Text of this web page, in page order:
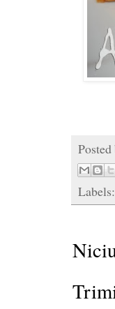
Posted
Labels: